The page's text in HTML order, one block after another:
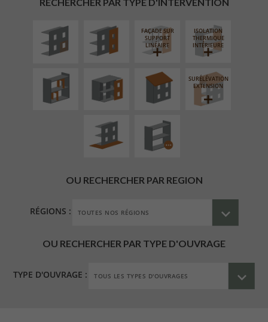
EXTÉRIEURE
FAÇADE SUR
SUPPORT
LINÉAIRE
ISOLATION
THERMIQUE
INTÉRIEURE
RÉAMÉNAGEMENT
INTÉRIEUR
FERMETURE
LOGGIAS
RÉFECTION DES
TOITURES
SURÉLÉVATION
EXTENSION
AMÉNAGEMENT
EXTÉRIEUR
PROCÉDÉ
PARTICULIER
OU RECHERCHER PAR REGION
RÉGIONS :
OU RECHERCHER PAR TYPE D'OUVRAGE
TYPE D'OUVRAGE :